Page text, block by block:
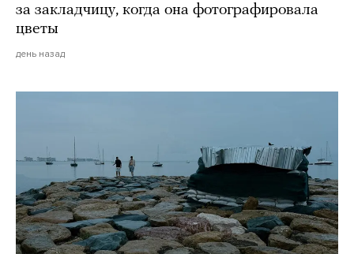
за закладчицу, когда она фотографировала
цветы
день назад